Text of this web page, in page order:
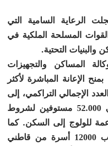
الرعاية السامية التي
المسلحة الملكية في
التحتية.
المساكن والتجهيزات
، خلال سنة 2025، بمنح الإعانة المباشرة لأكثر
العدد الإجمالي التراكمي، إلى
حدود سنة 2025، إلى حوالي 52.000 مستوفين لشروط
للولوج إلى السكن. كما
تمت معالجة ملفات ما يقارب 12000 أسرة من قاطني